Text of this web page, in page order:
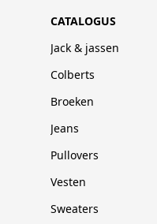
CATALOGUS
Jack & jassen
Colberts
Broeken
Jeans
Pullovers
Vesten
Sweaters